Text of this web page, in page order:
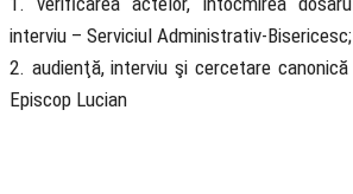
interviu – Serviciul Administrativ-Bisericesc;
2. audienţă, interviu şi cercetare
Episcop Lucian